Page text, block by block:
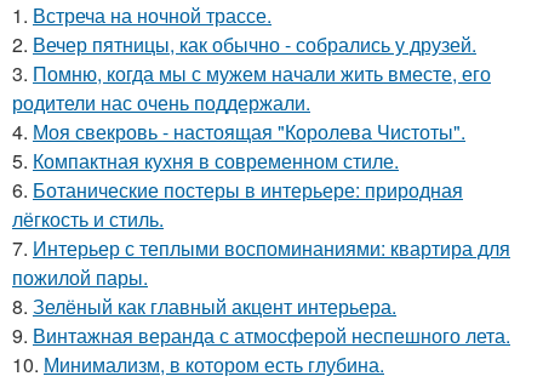
1. Встреча на ночной трассе.
2. Вечер пятницы, как обычно - собрались у друзей.
3. Помню, когда мы с мужем начали жить вместе, его
родители нас очень поддержали.
4. Моя свекровь - настоящая "Королева Чистоты".
5. Компактная кухня в современном стиле.
6. Ботанические постеры в интерьере: природная
лёгкость и стиль.
7. Интерьер с теплыми воспоминаниями: квартира для
пожилой пары.
8. Зелёный как главный акцент интерьера.
9. Винтажная веранда с атмосферой неспешного лета.
10. Минимализм, в котором есть глубина.